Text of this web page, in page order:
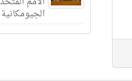
الجيومكانية